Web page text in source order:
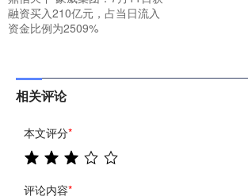
融资买入210亿元，占当日流入
资金比例为2509%
相关评论
本文评分*
评论内容*